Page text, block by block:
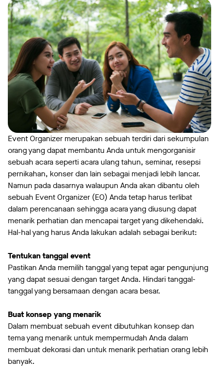
Event Organizer merupakan sebuah terdiri dari sekumpulan
orang yang dapat membantu Anda untuk mengorganisir
sebuah acara seperti acara ulang tahun, seminar, resepsi
pernikahan, konser dan lain sebagai menjadi lebih lancar.
Namun pada dasarnya walaupun Anda akan dibantu oleh
sebuah Event Organizer (EO) Anda tetap harus terlibat
dalam perencanaan sehingga acara yang diusung dapat
menarik perhatian dan mencapai target yang dikehendaki.
Hal-hal yang harus Anda lakukan adalah sebagai berikut:
Tentukan tanggal event
Pastikan Anda memilih tanggal yang tepat agar pengunjung
yang dapat sesuai dengan target Anda. Hindari tanggal-
tanggal yang bersamaan dengan acara besar.
Buat konsep yang menarik
Dalam membuat sebuah event dibutuhkan konsep dan
tema yang menarik untuk mempermudah Anda dalam
membuat dekorasi dan untuk menarik perhatian orang lebih
banyak.